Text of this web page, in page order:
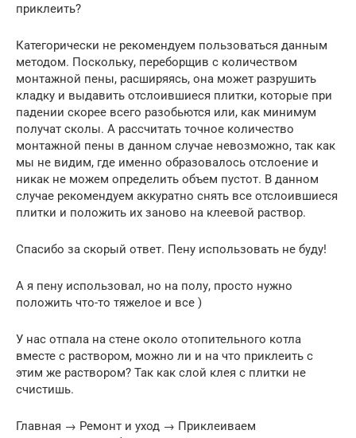
приклеить?
Категорически не рекомендуем пользоваться данным
методом. Поскольку, переборщив с количеством
монтажной пены, расширяясь, она может разрушить
кладку и выдавить отслоившиеся плитки, которые при
падении скорее всего разобьются или, как минимум
получат сколы. А рассчитать точное количество
монтажной пены в данном случае невозможно, так как
мы не видим, где именно образовалось отслоение и
никак не можем определить объем пустот. В данном
случае рекомендуем аккуратно снять все отслоившиеся
плитки и положить их заново на клеевой раствор.
Спасибо за скорый ответ. Пену использовать не буду!
А я пену использовал, но на полу, просто нужно
положить что-то тяжелое и все )
У нас отпала на стене около отопительного котла
вместе с раствором, можно ли и на что приклеить с
этим же раствором? Так как слой клея с плитки не
счистишь.
Главная → Ремонт и уход → Приклеиваем